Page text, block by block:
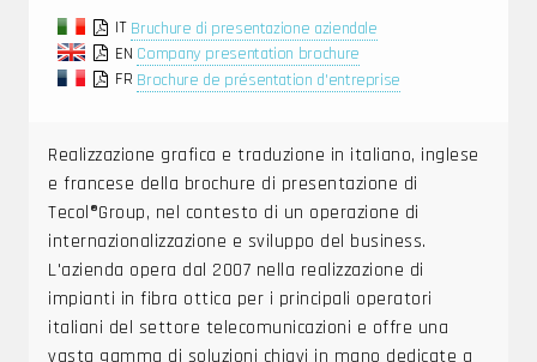
IT Bruchure di presentazione aziendale
EN Company presentation brochure
FR Brochure de présentation d'entreprise
Realizzazione grafica e traduzione in italiano, inglese
e francese della brochure di presentazione di
Tecol®Group, nel contesto di un operazione di
internazionalizzazione e sviluppo del business.
L'azienda opera dal 2007 nella realizzazione di
impianti in fibra ottica per i principali operatori
italiani del settore telecomunicazioni e offre una
vasta gamma di soluzioni chiavi in mano dedicate a